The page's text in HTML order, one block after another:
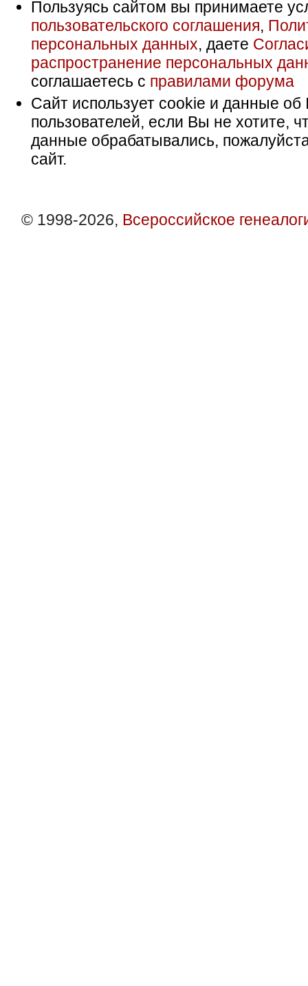
Пользуясь сайтом вы принимаете
пользовательского соглашения,
персональных данных, даете
распространение персональных
соглашаетесь с правилами форума
Сайт использует cookie и данные об
пользователей, если Вы не хотите,
данные обрабатывались,
сайт.
© 1998-2026, Всероссийское